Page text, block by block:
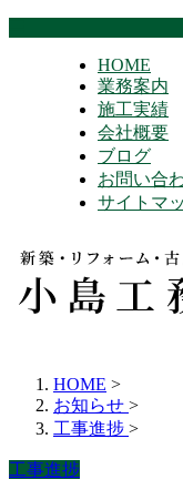
HOME
業務案内
施工実績
会社概要
ブログ
お問い合
サイトマ
HOME >
お知らせ >
工事進捗 >
工事進捗